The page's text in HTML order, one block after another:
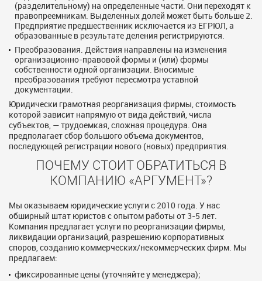
(разделительному) на определенные части. Они переходят к
правопреемникам. Выделенных долей может быть больше 2.
Предприятие предшественник исключается из ЕГРЮЛ, а
образованные в результате деления регистрируются.
Преобразования. Действия направлены на изменения
организационно-правовой формы и (или) формы
собственности одной организации. Вносимые
преобразования требуют пересмотра уставной
документации.
Юридически грамотная реорганизация фирмы, стоимость
которой зависит напрямую от вида действий, числа
субъектов, — трудоемкая, сложная процедура. Она
предполагает сбор большого объема документов,
последующей регистрации нового (новых) предприятия.
ПОЧЕМУ СТОИТ ОБРАТИТЬСЯ В
КОМПАНИЮ «АРГУМЕНТ»?
Мы оказываем юридические услуги с 2010 года. У нас
обширный штат юристов с опытом работы от 3-5 лет.
Компания предлагает услуги по реорганизации фирмы,
ликвидации организаций, разрешению корпоративных
споров, созданию коммерческих/некоммерческих фирм. Мы
предлагаем:
фиксированные цены (уточняйте у менеджера);